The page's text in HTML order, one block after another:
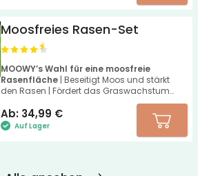
Moosfreies Rasen-Set
MOOWY’s Wahl für eine moosfreie
Rasenfläche | Beseitigt Moos und stärkt
den Rasen | Fördert das Graswachstum
Ab: 34,99 €
Auf Lager